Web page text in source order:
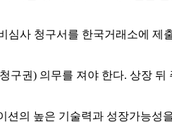
사 청구서를 한국거래소에 제
권) 의무를 져야 한다. 상장
의 높은 기술력과 성장가능